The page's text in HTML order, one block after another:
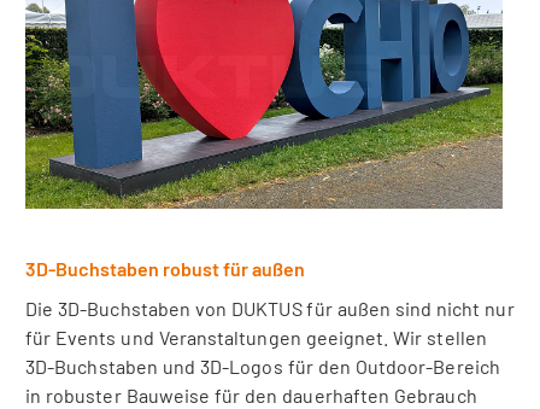
3D-Buchstaben robust für außen
Die 3D-Buchstaben von DUKTUS für außen sind nicht nur
für Events und Veranstaltungen geeignet. Wir stellen
3D-Buchstaben und 3D-Logos für den Outdoor-Bereich
in robuster Bauweise für den dauerhaften Gebrauch